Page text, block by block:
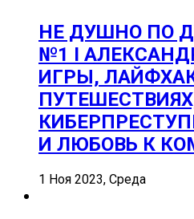
НЕ ДУШНО ПО
№1 I
ИГРЫ,
И ЛЮБОВЬ К
1 Ноя 2023, Среда